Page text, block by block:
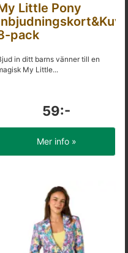
Little Pony
pack
in ditt barns vänner till en
My Little...
59:-
Mer info »